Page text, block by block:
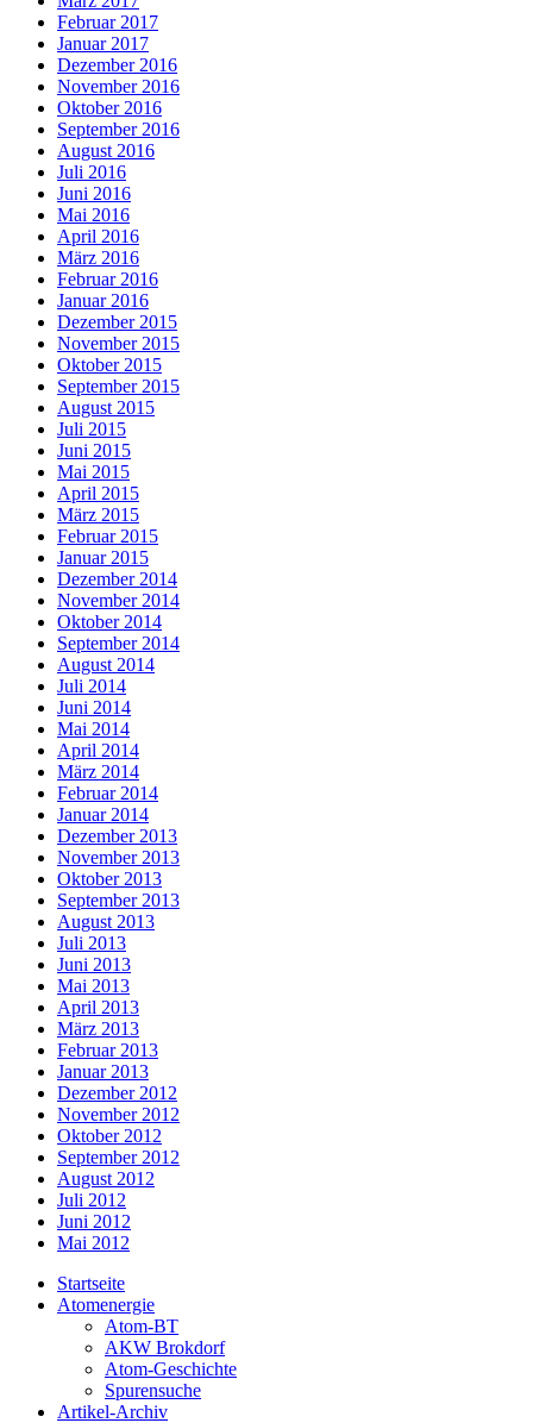
Februar 2017
Januar 2017
Dezember 2016
November 2016
Oktober 2016
September 2016
August 2016
Juli 2016
Juni 2016
Mai 2016
April 2016
März 2016
Februar 2016
Januar 2016
Dezember 2015
November 2015
Oktober 2015
September 2015
August 2015
Juli 2015
Juni 2015
Mai 2015
April 2015
März 2015
Februar 2015
Januar 2015
Dezember 2014
November 2014
Oktober 2014
September 2014
August 2014
Juli 2014
Juni 2014
Mai 2014
April 2014
März 2014
Februar 2014
Januar 2014
Dezember 2013
November 2013
Oktober 2013
September 2013
August 2013
Juli 2013
Juni 2013
Mai 2013
April 2013
März 2013
Februar 2013
Januar 2013
Dezember 2012
November 2012
Oktober 2012
September 2012
August 2012
Juli 2012
Juni 2012
Mai 2012
Startseite
Atomenergie
Atom-BT
AKW Brokdorf
Atom-Geschichte
Spurensuche
Artikel-Archiv